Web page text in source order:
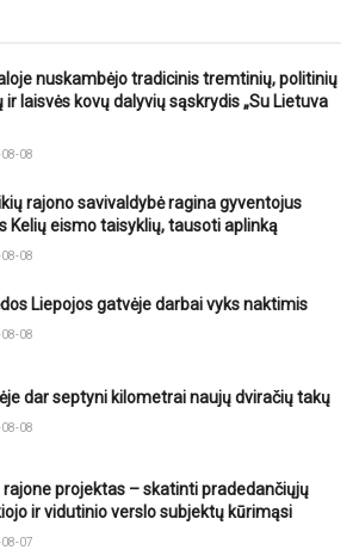
nuskambėjo tradicinis tremtinių, politinių
ir laisvės kovų dalyvių sąskrydis „Su Lietuva
08
rajono savivaldybė ragina gyventojus
Kelių eismo taisyklių, tausoti aplinką
08
Liepojos gatvėje darbai vyks naktimis
08
dar septyni kilometrai naujų dviračių takų
08
rajone projektas – skatinti pradedančiųjų
ir vidutinio verslo subjektų kūrimąsi
07